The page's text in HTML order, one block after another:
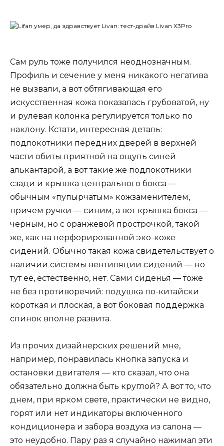
Сам руль тоже получился неоднозначным.
Профиль и сечение у меня никакого негатива
не вызвали, а вот обтягивающая его
искусственная кожа показалась грубоватой, ну
и рулевая колонка регулируется только по
наклону. Кстати, интересная деталь:
подлокотники передних дверей в верхней
части обиты приятной на ощупь синей
алькантарой, а вот такие же подлокотники
сзади и крышка центрального бокса —
обычным «пупырчатым» кожзаменителем,
причем ручки — синим, а вот крышка бокса —
черным, но с оранжевой прострочкой, такой
же, как на перфорированной эко-коже
сидений. Обычно такая кожа свидетельствует о
наличии системы вентиляции сидений — но
тут её, естественно, нет. Сами сиденья — тоже
не без противоречий: подушка по-китайски
короткая и плоская, а вот боковая поддержка
спинок вполне развита.
Из прочих дизайнерских решений мне,
например, понравилась кнопка запуска и
остановки двигателя — кто сказал, что она
обязательно должна быть круглой? А вот то, что
днем, при ярком свете, практически не видно,
горят или нет индикаторы включенного
кондиционера и забора воздуха из салона —
это неудобно. Пару раз я случайно нажимал эти